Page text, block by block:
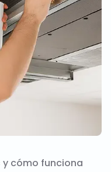
y cómo funciona